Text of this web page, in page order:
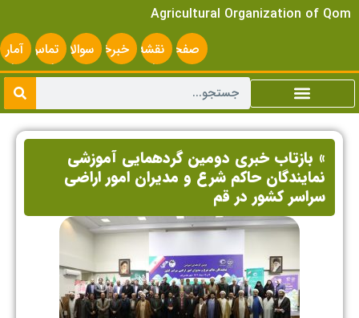
Agricultural Organization of Qom
صفحه
اصلی
نقشه
سایت
خبرخوانسوالات
متداول
تماس
با ما
آمار
» بازتاب خبری دومین گردهمایی آموزشی
نمایندگان حاکم شرع و مدیران امور اراضی
سراسر کشور در قم